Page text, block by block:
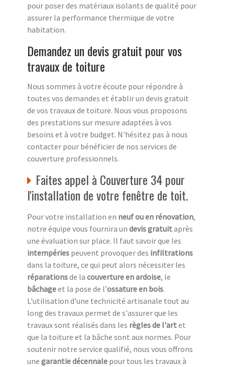
pour poser des matériaux isolants de qualité pour
assurer la performance thermique de votre
habitation.
Demandez un devis gratuit pour vos
travaux de toiture
Nous sommes à votre écoute pour répondre à
toutes vos demandes et établir un devis gratuit
de vos travaux de toiture. Nous vous proposons
des prestations sur mesure adaptées à vos
besoins et à votre budget. N'hésitez pas à nous
contacter pour bénéficier de nos services de
couverture professionnels.
Faites appel à Couverture 34 pour
l'installation de votre fenêtre de toit.
Pour votre installation en neuf ou en rénovation,
notre équipe vous fournira un devis gratuitaprès
une évaluation sur place. Il faut savoir que les
intempéries peuvent provoquer des infiltrations
dans la toiture, ce qui peut alors nécessiter les
réparationsde la couverture en ardoise, le
bâchageet la pose de l’ossature en bois.
L'utilisation d'une technicité artisanale tout au
long des travaux permet de s'assurer que les
travaux sont réalisés dans les règles de l'artet
que la toiture et la bâche sont aux normes. Pour
soutenir notre service qualifié, nous vous offrons
une garantie décennale pour tous les travaux à